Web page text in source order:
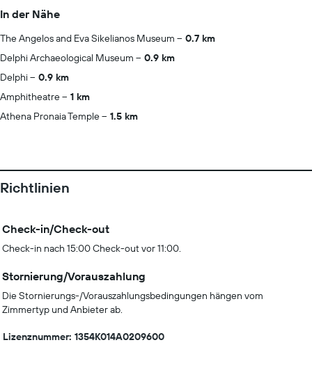
In der Nähe
The Angelos and Eva Sikelianos Museum
0.7 km
Delphi Archaeological Museum
0.9 km
Delphi
0.9 km
Amphitheatre
1 km
Athena Pronaia Temple
1.5 km
Richtlinien
Check-in/Check-out
Check-in nach 15:00 Check-out vor 11:00.
Stornierung/Vorauszahlung
Die Stornierungs-/Vorauszahlungsbedingungen hängen vom
Zimmertyp und Anbieter ab.
Lizenznummer: 1354K014A0209600